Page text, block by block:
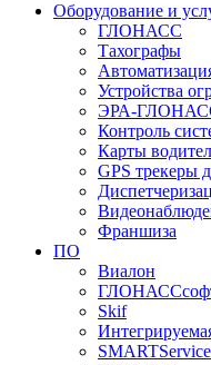
Оборудование и
ГЛОНАСС
Тахографы
Устройства
ЭРА-
Контроль
Карты
GPS трекеры
Франшиза
ПО
Виалон
Skif